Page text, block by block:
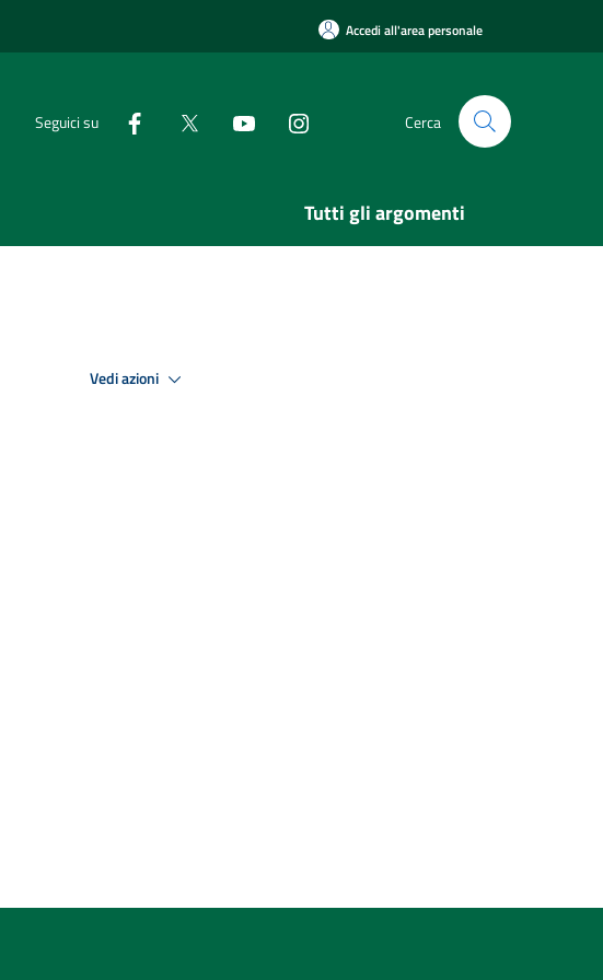
Accedi all'area personale
Seguici su Cerca
Tutti gli argomenti
Vedi azioni